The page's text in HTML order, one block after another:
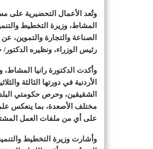
وتُعد الأعمال التحضيرية على
المشاط، وزيرة التخطيط
الصناعة والتجارة والتموين،
رئيس الوزراء، ونظيره
وأكدت الدكتورة رانيا المشاط،
الأردنية في دورتها الثالثة
الشقيقين، وحرص حكومتي
مختلف الأصعدة، بما ينعكس على
على أي من ملفات العمل
وأشارت وزيرة التخطيط والتنمية